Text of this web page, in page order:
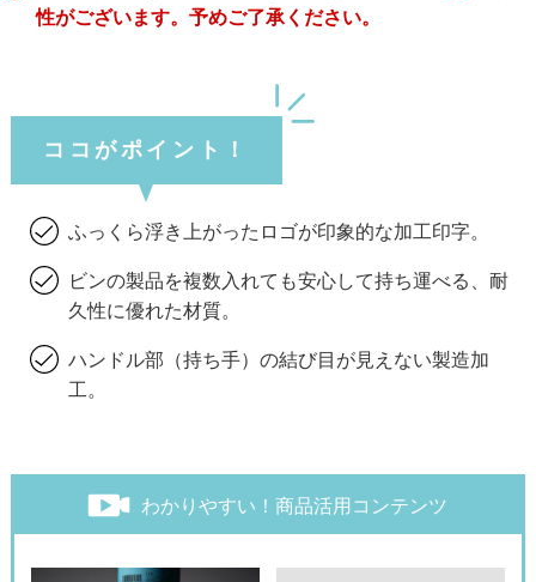
性がございます。予めご了承ください。
ココがポイント！
ふっくら浮き上がったロゴが印象的な加工印字。
ビンの製品を複数入れても安心して持ち運べる、耐
久性に優れた材質。
ハンドル部（持ち手）の結び目が見えない製造加
工。
わかりやすい！商品活用コンテンツ